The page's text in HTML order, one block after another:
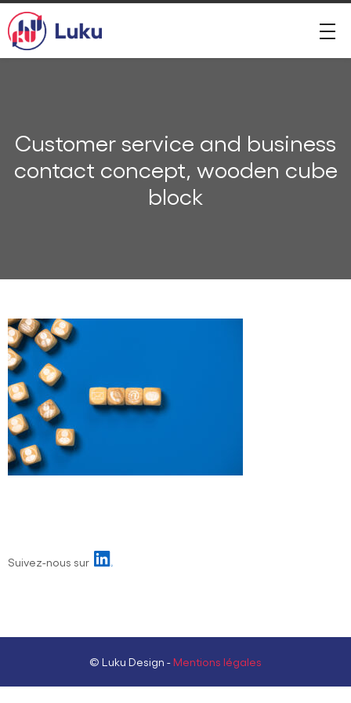
Customer service and business
contact concept, wooden cube
block
Suivez-nous sur
© Luku Design - Mentions légales